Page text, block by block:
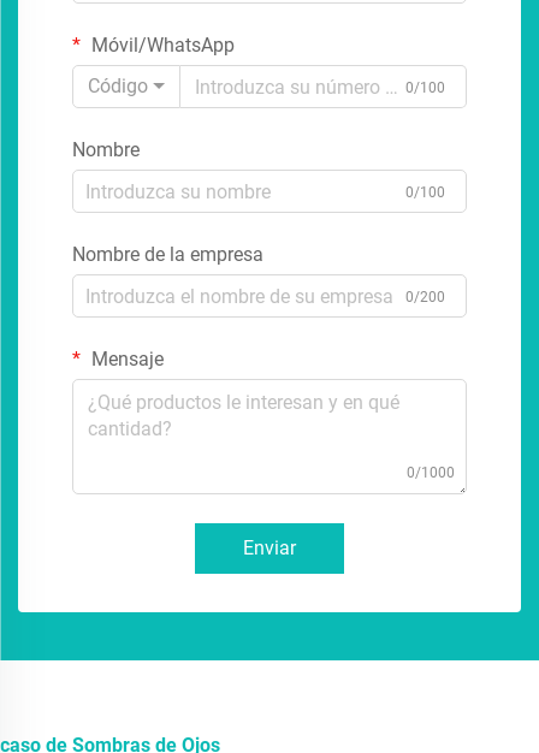
Móvil/WhatsApp
Código
0/100
Nombre
0/100
Nombre de la empresa
0/200
Mensaje
0/1000
Enviar
caso de Sombras de Ojos